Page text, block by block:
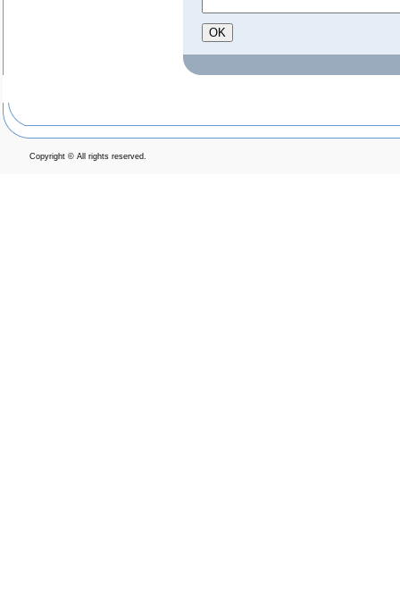
Copyright © All rights reserved.